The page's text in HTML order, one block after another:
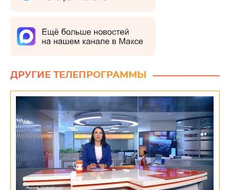
ДРУГИЕ ТЕЛЕПРОГРАММЫ